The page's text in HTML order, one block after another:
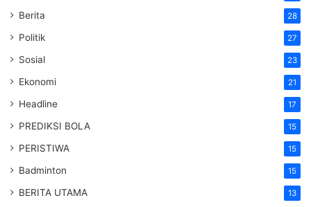
Berita 28
Politik 27
Sosial 23
Ekonomi 21
Headline 17
PREDIKSI BOLA 15
PERISTIWA 15
Badminton 15
BERITA UTAMA 13